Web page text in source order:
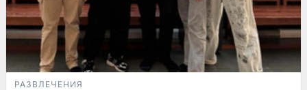
РАЗВЛЕЧЕНИЯ